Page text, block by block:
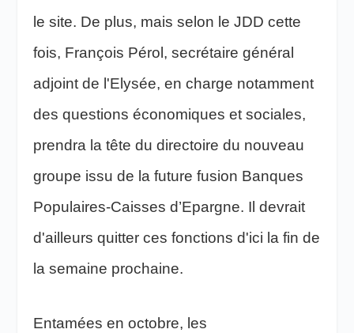
le site. De plus, mais selon le JDD cette
fois, François Pérol, secrétaire général
adjoint de l'Elysée, en charge notamment
des questions économiques et sociales,
prendra la tête du directoire du nouveau
groupe issu de la future fusion Banques
Populaires-Caisses d’Epargne. Il devrait
d'ailleurs quitter ces fonctions d'ici la fin de
la semaine prochaine.
Entamées en octobre, les